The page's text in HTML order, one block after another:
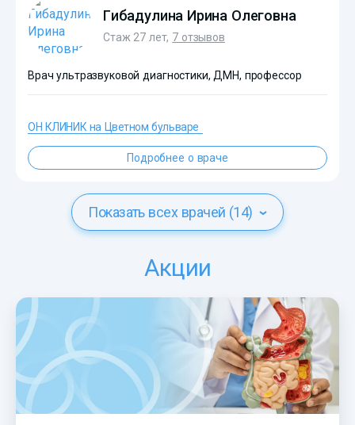
Гибадулина Ирина Олеговна
Стаж 27 лет, 7 отзывов
Врач ультразвуковой диагностики, ДМН, профессор
ОН КЛИНИК на Цветном бульваре
Подробнее о враче
Показать всех врачей (14)
Акции